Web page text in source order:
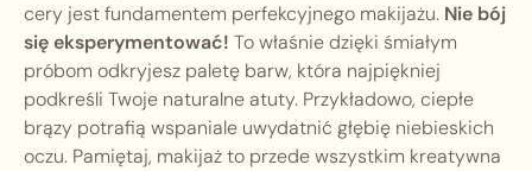
cery jest fundamentem perfekcyjnego makijażu. Nie bój
się eksperymentować! To właśnie dzięki śmiałym
próbom odkryjesz paletę barw, która najpiękniej
podkreśli Twoje naturalne atuty. Przykładowo, ciepłe
brązy potrafią wspaniale uwydatnić głębię niebieskich
oczu. Pamiętaj, makijaż to przede wszystkim kreatywna